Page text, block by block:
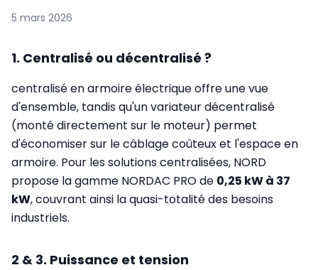
5 mars 2026
1. Centralisé ou décentralisé ?
centralisé en armoire électrique offre une vue
d'ensemble, tandis qu'un variateur décentralisé
(monté directement sur le moteur) permet
d'économiser sur le câblage coûteux et l'espace en
armoire. Pour les solutions centralisées, NORD
propose la gamme NORDAC PRO de 0,25 kW à 37
kW, couvrant ainsi la quasi-totalité des besoins
industriels.
2 & 3. Puissance et tension